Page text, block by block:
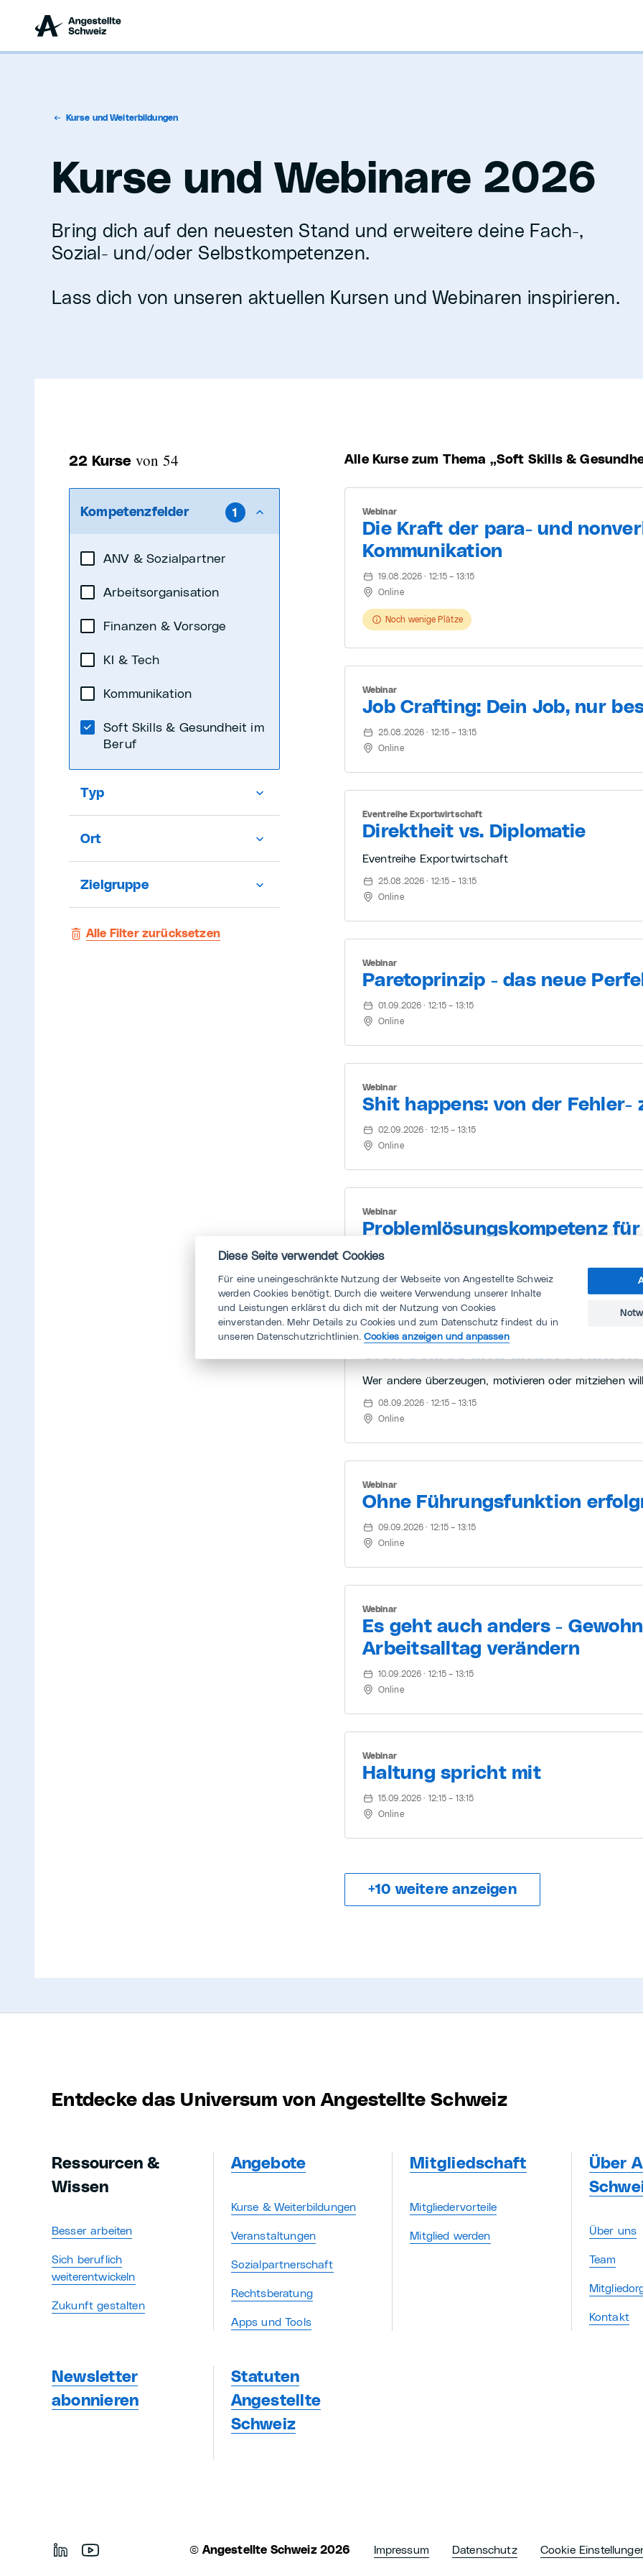
Kurse und Weiterbildungen
Kurse und Webinare 2026
Bring dich auf den neuesten Stand und erweitere deine Fach-,
Sozial- und/oder Selbstkompetenzen.
Lass dich von unseren aktuellen Kursen und Webinaren inspirieren.
22 Kurse von 54
Kompetenzfelder 1
ANV & Sozialpartner
Arbeitsorganisation
Finanzen & Vorsorge
KI & Tech
Kommunikation
Soft Skills & Gesundheit im
Beruf
Typ
Ort
Zielgruppe
Alle Filter zurücksetzen
Alle Kurse zum Thema Soft Skills &
Die Kraft der para- und
Kommunikation
Webinar
19.08.2026 · 12:15 – 13:15
Online
Noch wenige Plätze
Job Crafting: Dein Job, nur
Webinar
25.08.2026 · 12:15 – 13:15
Online
Direktheit vs. Diplomatie
Eventreihe Exportwirtschaft
Eventreihe Exportwirtschaft
25.08.2026 · 12:15 – 13:15
Online
Paretoprinzip - das neue
Webinar
01.09.2026 · 12:15 – 13:15
Online
Shit happens: von der Fehler-
Webinar
02.09.2026 · 12:15 – 13:15
Online
Problemlösungskompetenz
Webinar
03.09.2026 · 12:15 – 13:15
Webinar
Wer andere überzeugen, motivieren oder mitziehen
08.09.2026 · 12:15 – 13:15
Online
Ohne Führungsfunktion
Webinar
09.09.2026 · 12:15 – 13:15
Online
Es geht auch anders -
Arbeitsalltag verändern
Webinar
10.09.2026 · 12:15 – 13:15
Online
Haltung spricht mit
Webinar
15.09.2026 · 12:15 – 13:15
Online
+10 weitere anzeigen
Entdecke das Universum von Angestellte Schweiz
Ressourcen &
Wissen
Besser arbeiten
Sich beruflich
weiterentwickeln
Zukunft gestalten
Angebote
Kurse & Weiterbildungen
Veranstaltungen
Sozialpartnerschaft
Rechtsberatung
Apps und Tools
Mitgliedschaft
Mitgliedervorteile
Mitglied werden
Über
Über uns
Team
Kontakt
Newsletter
abonnieren
Statuten
Angestellte
Schweiz
© Angestellte Schweiz 2026 Impressum Datenschutz Cookie
Diese Seite verwendet Cookies
Für eine uneingeschränkte Nutzung der Webseite von Angestellte Schweiz
werden Cookies benötigt. Durch die weitere Verwendung unserer Inhalte
und Leistungen erklärst du dich mit der Nutzung von Cookies
einverstanden. Mehr Details zu Cookies und zum Datenschutz findest du in
unseren Datenschutzrichtlinien.Cookies anzeigen und anpassen